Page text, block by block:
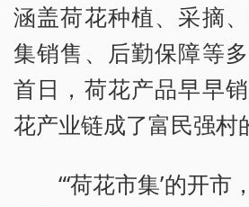
涵盖荷花种植、采摘
集销售、后勤保障等
首日，荷花产品早早
花产业链成了富民强村
“‘荷花市集’的开